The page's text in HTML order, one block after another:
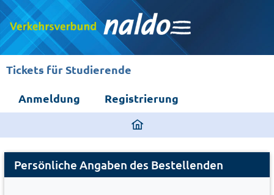
Tickets für Studierende
Anmeldung
Registrierung
ding
home
page
Registration
Persönliche Angaben des Bestellenden